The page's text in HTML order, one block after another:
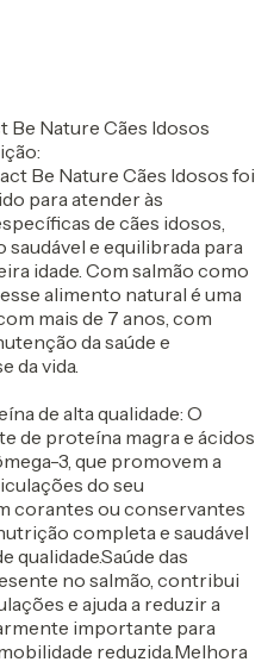
Nature Cães Idosos
Be Nature Cães Idosos foi
para atender às
de cães idosos,
e equilibrada para
idade. Com salmão como
alimento natural é uma
mais de 7 anos, com
da saúde e
da vida.
de alta qualidade: O
de proteína magra e ácidos
3, que promovem a
do seu
corantes ou conservantes
completa e saudável
qualidade.Saúde das
no salmão, contribui
e ajuda a reduzir a
importante para
reduzida.Melhora